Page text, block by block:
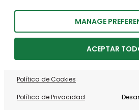
MANAGE
ACEPTAR
Política de Cookies
Política de Privacidad